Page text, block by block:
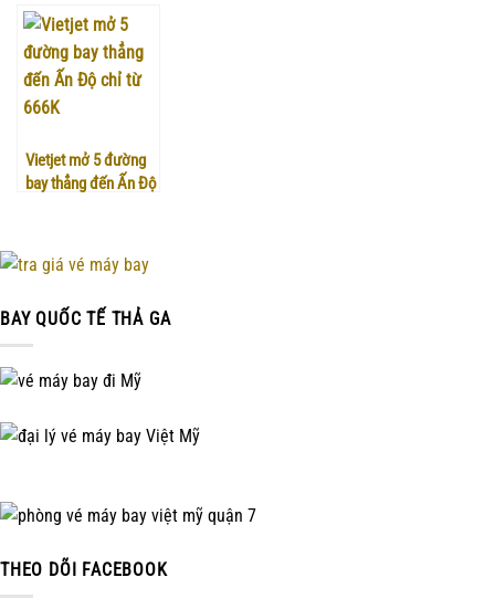
Nội – Ma Cao
Vietjet mở 5 đường
bay thẳng đến Ấn Độ
BAY QUỐC TẾ THẢ GA
THEO DÕI FACEBOOK